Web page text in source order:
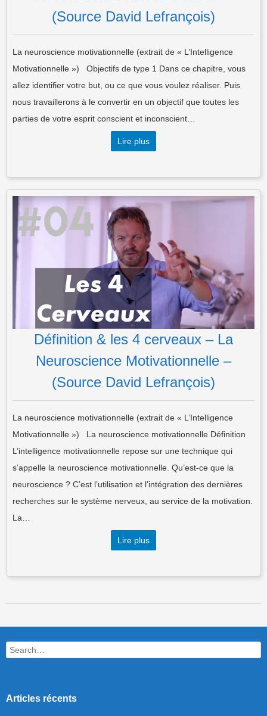
Search
Articles récents
(Source David Lefrançois)
La neuroscience motivationnelle (extrait de « L’Intelligence
Motivationnelle ») Objectifs de type 1 Dans ce chapitre, vous
allez identifier votre but, ou ce que vous voulez réaliser. Puis
nous travaillerons à le convertir en un objectif que toutes les
parties de votre esprit conscient et inconscient…
Lire plus
Définition & les 4 cerveaux – La
Neuroscience Motivationnelle –
(Source David Lefrançois)
La neuroscience motivationnelle (extrait de « L’Intelligence
Motivationnelle ») La neuroscience motivationnelle Définition
L’intelligence motivationnelle repose sur une technique qui
s’appelle la neuroscience motivationnelle. Qu’est-ce que la
neuroscience ? C’est l’utilisation et l’intégration des dernières
recherches sur le système nerveux, au service de la motivation.
La…
Lire plus
Post navigation